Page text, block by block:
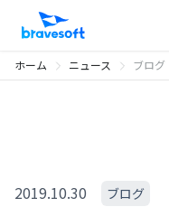
ホーム ニュース ブログ「
2019.10.30 ブログ